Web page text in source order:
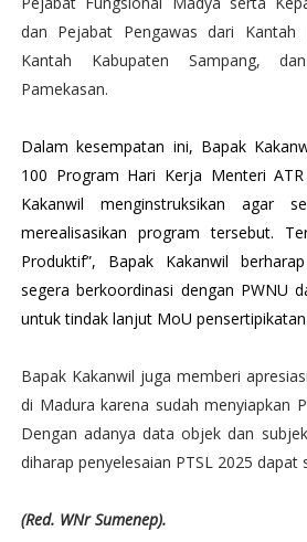
dan Pejabat Pengawas dari Kantah
Kantah Kabupaten Sampang,
Pamekasan.
Dalam kesempatan ini, Bapak
100 Program Hari Kerja Menteri
Kakanwil menginstruksikan agar
merealisasikan program tersebut.
Produktif”, Bapak Kakanwil
segera berkoordinasi dengan PWNU
untuk tindak lanjut MoU
Bapak Kakanwil juga memberi
di Madura karena sudah menyiapkan
Dengan adanya data objek dan
diharap penyelesaian PTSL 2025 dapat
(Red. WNr Sumenep).